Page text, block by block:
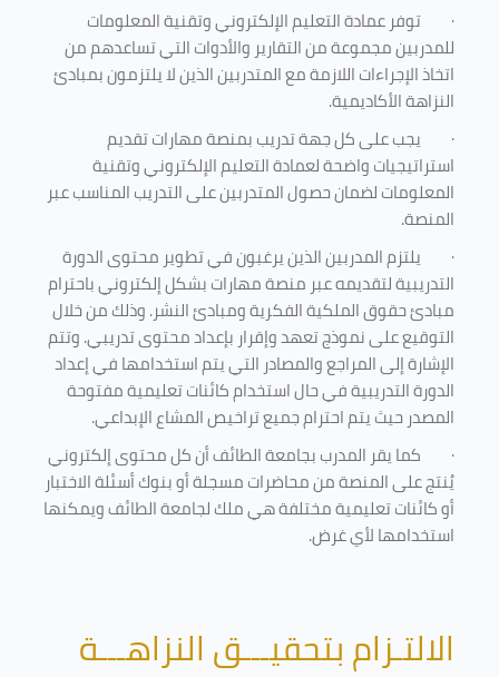
· توفر عمادة التعليم الإلكتروني وتقنية المعلومات
للمدربين مجموعة من التقارير والأدوات التي تساعدهم من
اتخاذ الإجراءات اللازمة مع المتدربين الذين لا يلتزمون بمبادئ
النزاهة الأكاديمية.
· يجب على كل جهة تدريب بمنصة مهارات تقديم
استراتيجيات واضحة لعمادة التعليم الإلكتروني وتقنية
المعلومات لضمان حصول المتدربين على التدريب المناسب عبر
المنصة.
· يلتزم المدربين الذين يرغبون في تطوير محتوى الدورة
التدريبية لتقديمه عبر منصة مهارات بشكل إلكتروني باحترام
مبادئ حقوق الملكية الفكرية ومبادئ النشر. وذلك من خلال
التوقيع على نموذج تعهد وإقرار بإعداد محتوى تدريبي. وتتم
الإشارة إلى المراجع والمصادر التي يتم استخدامها في إعداد
الدورة التدريبية في حال استخدام كائنات تعليمية مفتوحة
المصدر حيث يتم احترام جميع تراخيص المشاع الإبداعي.
· كما يقر المدرب بجامعة الطائف أن كل محتوى إلكتروني
يُنتج على المنصة من محاضرات مسجلة أو بنوك أسئلة الاختبار
أو كائنات تعليمية مختلفة هي ملك لجامعة الطائف ويمكنها
استخدامها لأي غرض.
الالتـزام بتحقيـــق النزاهـــة